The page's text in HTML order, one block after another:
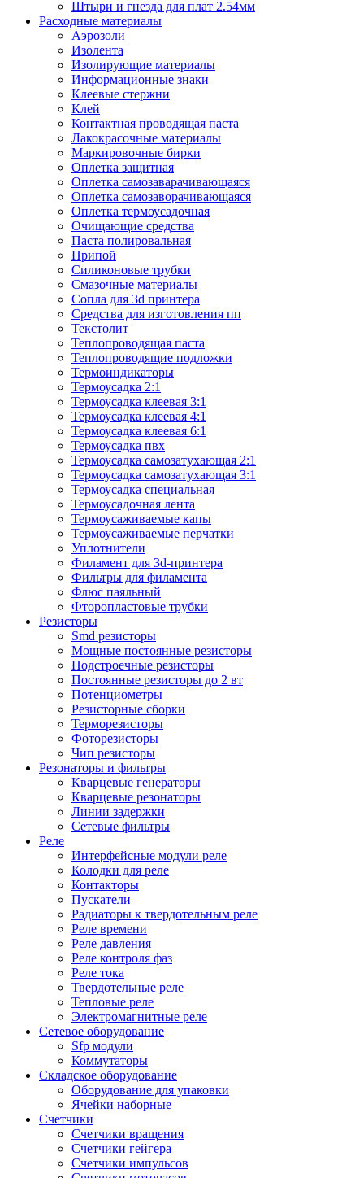
Штыри и гнезда для плат 2.54мм
Расходные материалы
Аэрозоли
Изолента
Изолирующие материалы
Информационные знаки
Клеевые стержни
Клей
Контактная проводящая паста
Лакокрасочные материалы
Маркировочные бирки
Оплетка защитная
Оплетка самозаварачивающаяся
Оплетка самозаворачивающаяся
Оплетка термоусадочная
Очищающие средства
Паста полировальная
Припой
Силиконовые трубки
Смазочные материалы
Сопла для 3d принтера
Средства для изготовления пп
Текстолит
Теплопроводящая паста
Теплопроводящие подложки
Термоиндикаторы
Термоусадка 2:1
Термоусадка клеевая 3:1
Термоусадка клеевая 4:1
Термоусадка клеевая 6:1
Термоусадка пвх
Термоусадка самозатухающая 2:1
Термоусадка самозатухающая 3:1
Термоусадка специальная
Термоусадочная лента
Термоусаживаемые капы
Термоусаживаемые перчатки
Уплотнители
Филамент для 3d-принтера
Фильтры для филамента
Флюс паяльный
Фторопластовые трубки
Резисторы
Smd резисторы
Мощные постоянные резисторы
Подстроечные резисторы
Постоянные резисторы до 2 вт
Потенциометры
Резисторные сборки
Терморезисторы
Фоторезисторы
Чип резисторы
Резонаторы и фильтры
Кварцевые генераторы
Кварцевые резонаторы
Линии задержки
Сетевые фильтры
Реле
Интерфейсные модули реле
Колодки для реле
Контакторы
Пускатели
Радиаторы к твердотельным реле
Реле времени
Реле давления
Реле контроля фаз
Реле тока
Твердотельные реле
Тепловые реле
Электромагнитные реле
Сетевое оборудование
Sfp модули
Коммутаторы
Складское оборудование
Оборудование для упаковки
Ячейки наборные
Счетчики
Счетчики вращения
Счетчики гейгера
Счетчики импульсов